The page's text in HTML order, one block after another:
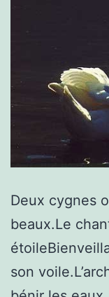
Deux cygnes
beaux.Le
son